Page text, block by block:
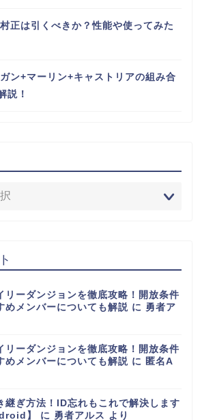
正は引くべきか？性能や使ってみた
ガン+マーリン+キャストリアの組み合
説！
リーダンジョンを徹底攻略！開放条件
めメンバーについても解説 に 勇者ア
リーダンジョンを徹底攻略！開放条件
めメンバーについても解説 に 匿名A
継ぎ方法！ID忘れもこれで解決します
】
に 勇者アルス より